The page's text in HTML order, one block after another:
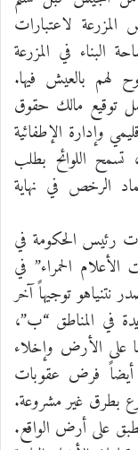
المزرعة لاعتبارات
البناء في المزرعة
لهم بالعيش فيها.
توقيع مالك حقوق
وإدارة الإطفائية
تسمح اللوائح بطلب
الرخص في نهاية
رئيس الحكومة في
الحمراء” في
نتنياهو توجيهاً آخر
في المناطق “ب”،
على الأرض وإخلاء
أيضاً فرض عقوبات
بطرق غير مشروعة.
على أرض الواقع.